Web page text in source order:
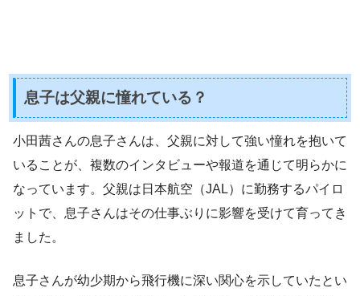
息子は父親に憧れている？
小田茜さんの息子さんは、父親に対して強い憧れを抱いて
いることが、複数のインタビューや報道を通じて明らかに
なっています。父親は日本航空（JAL）に勤務するパイロ
ットで、息子さんはその仕事ぶりに影響を受けて育ってき
ました。
息子さんが幼少期から飛行機に深い関心を示していたとい